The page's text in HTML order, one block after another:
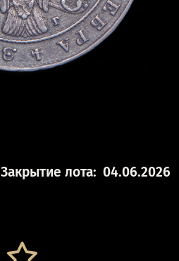
Закрытие лота: 04.06.2026